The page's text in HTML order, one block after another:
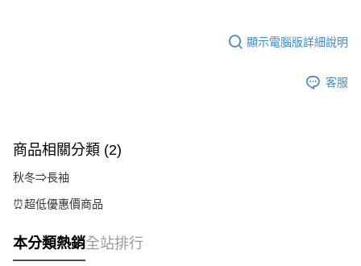
顯示電腦版詳細說明
客服
商品相關分類 (2)
秋冬⇒長袖
⏰超低優惠價商品
本分類熱銷全站排行